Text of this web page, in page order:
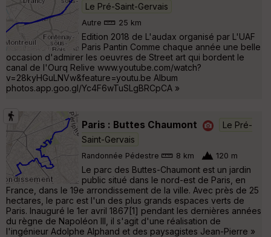
Le Pré-Saint-Gervais
Autre 25 km
Edition 2018 de L'audax organisé par L'UAF
Paris Pantin Comme chaque année une belle
occasion d'admirer les oeuvres de Street art qui bordent le
canal de l'Ourq Relive www.youtube.com/watch?
v=28kyHGuLNVw&feature=youtu.be Album
photos.app.goo.gl/Yc4F6wTuSLgBRCpCA »
Paris : Buttes Chaumont
Le Pré-
Saint-Gervais
Randonnée Pédestre 8 km 120 m
Le parc des Buttes-Chaumont est un jardin
public situé dans le nord-est de Paris, en
France, dans le 19e arrondissement de la ville. Avec près de 25
hectares, le parc est l'un des plus grands espaces verts de
Paris. Inauguré le 1er avril 1867[1] pendant les dernières années
du règne de Napoléon III, il s'agit d'une réalisation de
l'ingénieur Adolphe Alphand et des paysagistes Jean-Pierre »